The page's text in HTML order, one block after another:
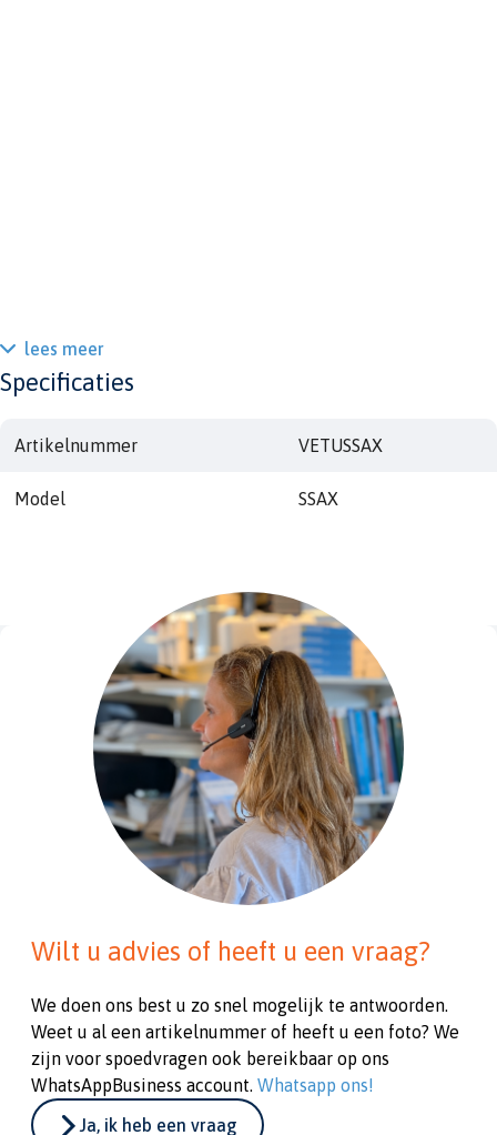
lees meer
Specificaties
Artikelnummer VETUSSAX
Model SSAX
Wilt u advies of heeft u een vraag?
We doen ons best u zo snel mogelijk te antwoorden.
Weet u al een artikelnummer of heeft u een foto? We
zijn voor spoedvragen ook bereikbaar op ons
WhatsAppBusiness account. Whatsapp ons!
Ja, ik heb een vraag